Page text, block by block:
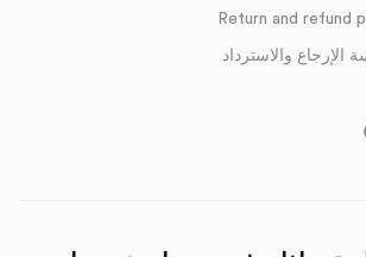
Return and refund
الإرجاع والاسترداد